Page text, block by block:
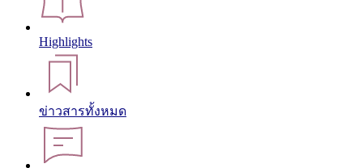
Highlights
ข่าวสารทั้งหมด